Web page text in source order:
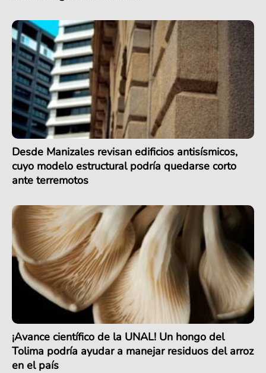
Desde Manizales revisan edificios antisísmicos,
cuyo modelo estructural podría quedarse corto
ante terremotos
¡Avance científico de la UNAL! Un hongo del
Tolima podría ayudar a manejar residuos del arroz
en el país